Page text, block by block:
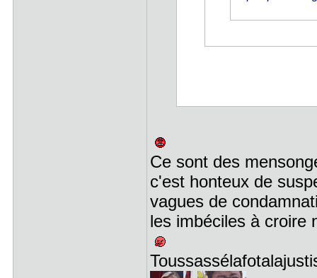
Ce sont des
c'est honteux de
vagues de
les imbéciles à croire